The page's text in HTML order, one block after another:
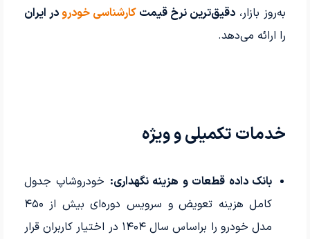
به‌روز بازار، دقیق‌ترین نرخ قیمتکارشناسی خودرودر ایران
را ارائه می‌دهد.
خدمات تکمیلی و ویژه
بانک داده قطعات و هزینه نگهداری: خودروشاپ جدول
کامل هزینه تعویض و سرویس دوره‌ای بیش از ۴۵۰
مدل خودرو را براساس سال ۱۴۰۴ در اختیار کاربران قرار